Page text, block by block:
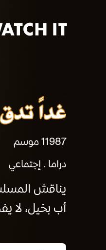
19871 موسم
دراما
إجتماعي
يناقش
أب بخيل، لا